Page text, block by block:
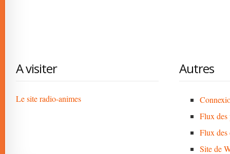
A visiter
Le site radio-animes
Autres
Flux des
Flux des
Site de